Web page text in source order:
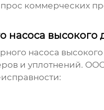
коммерческих
насоса высокого
насоса
и уплотнений.